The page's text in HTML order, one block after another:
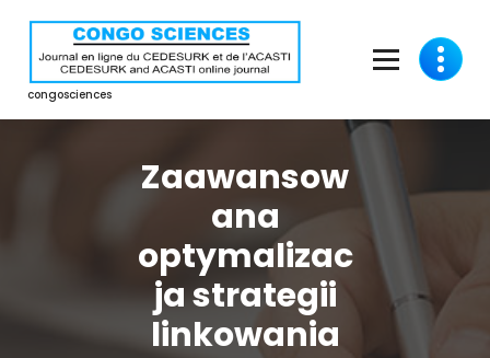
contenu
congosciences
Zaawansow
ana
optymalizac
ja strategii
linkowania